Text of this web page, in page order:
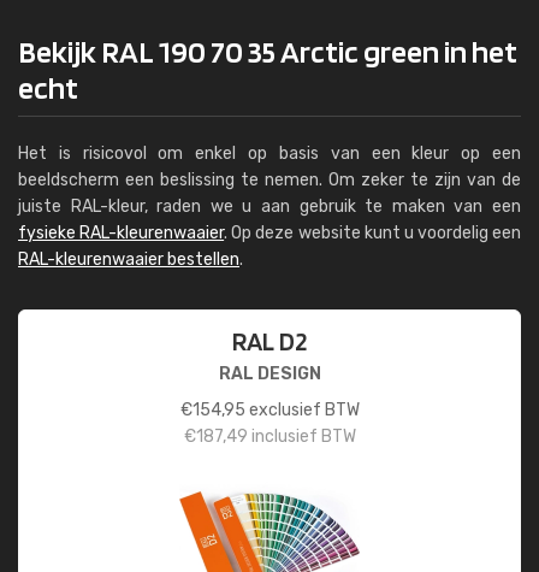
Bekijk RAL 190 70 35 Arctic green in het
echt
Het is risicovol om enkel op basis van een kleur op een
beeldscherm een beslissing te nemen. Om zeker te zijn van de
juiste RAL-kleur, raden we u aan gebruik te maken van een
fysieke RAL-kleurenwaaier. Op deze website kunt u voordelig een
RAL-kleurenwaaier bestellen.
RAL D2
RAL DESIGN
€154,95 exclusief BTW
€187,49 inclusief BTW